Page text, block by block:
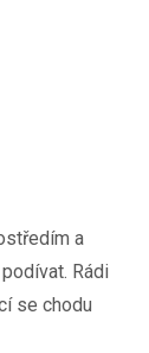
a
Rádi
se chodu